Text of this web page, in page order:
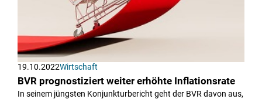
19.10.2022Wirtschaft
BVR prognostiziert weiter erhöhte Inflationsrate
In seinem jüngsten Konjunkturbericht geht der BVR davon aus,